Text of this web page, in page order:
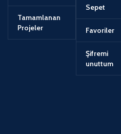
Tamamlanan
Projeler
Sepet
Favoriler
Şifremi
unuttum